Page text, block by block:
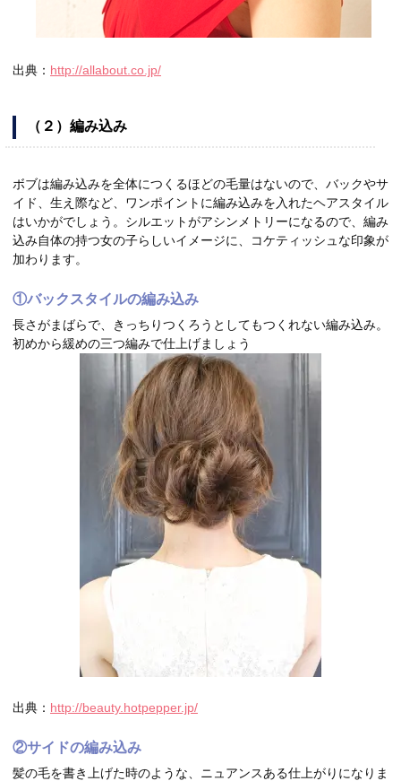
出典： http://allabout.co.jp/
（２）編み込み
ボブは編み込みを全体につくるほどの毛量はないので、バックやサ
イド、生え際など、ワンポイントに編み込みを入れたヘアスタイル
はいかがでしょう。シルエットがアシンメトリーになるので、編み
込み自体の持つ女の子らしいイメージに、コケティッシュな印象が
加わります。
①バックスタイルの編み込み
長さがまばらで、きっちりつくろうとしてもつくれない編み込み。
初めから緩めの三つ編みで仕上げましょう
出典： http://beauty.hotpepper.jp/
②サイドの編み込み
髪の毛を書き上げた時のような、ニュアンスある仕上がりになりま